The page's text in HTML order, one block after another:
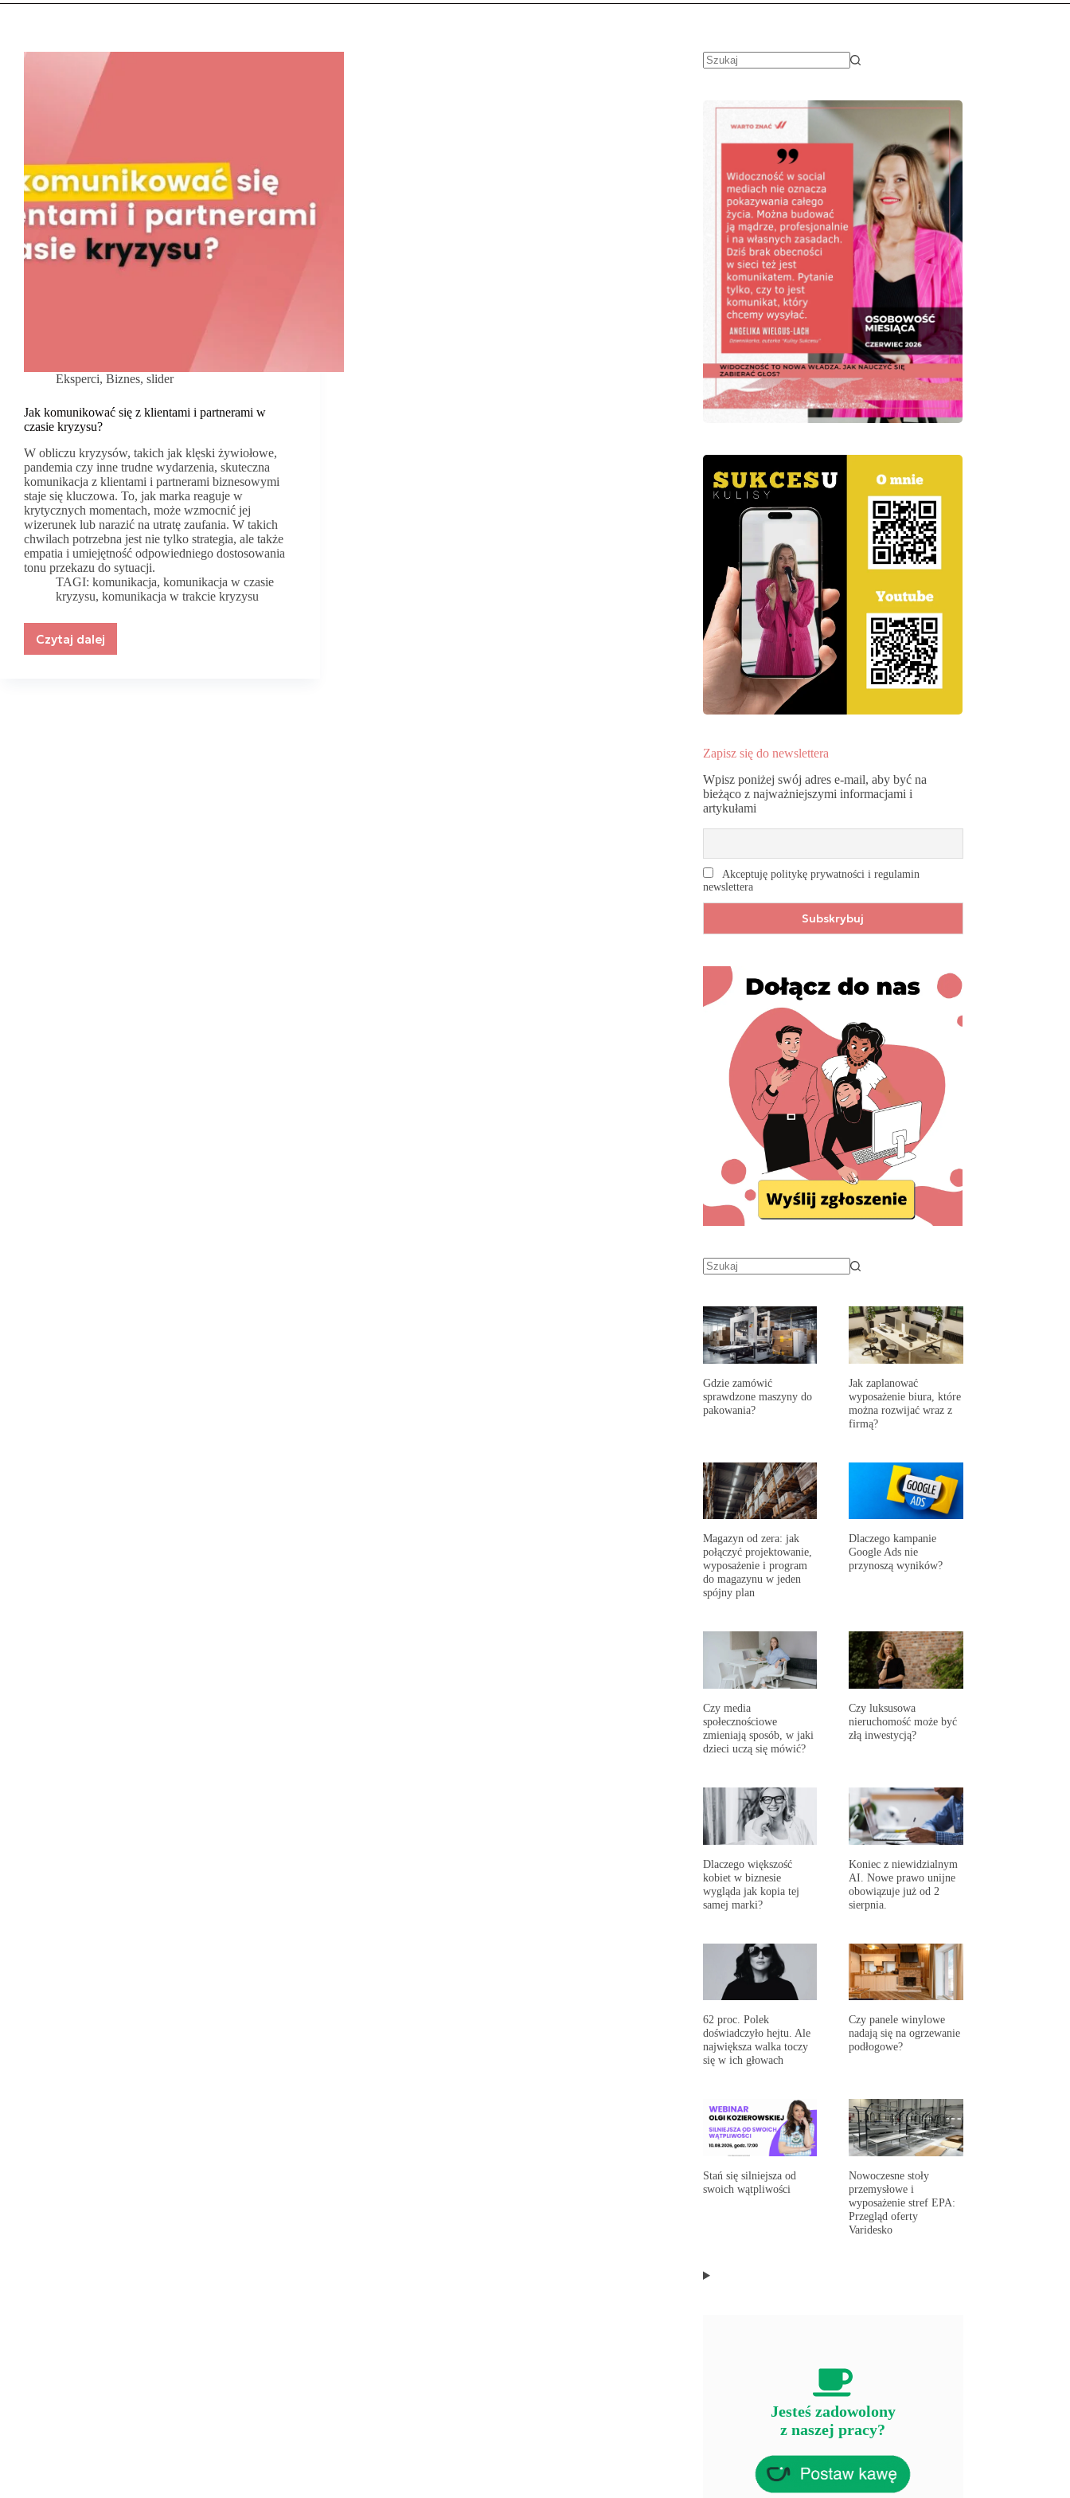
Eksperci, Biznes, slider
Jak komunikować się z klientami i partnerami w
czasie kryzysu?
W obliczu kryzysów, takich jak klęski żywiołowe,
pandemia czy inne trudne wydarzenia, skuteczna
komunikacja z klientami i partnerami biznesowymi
staje się kluczowa. To, jak marka reaguje w
krytycznych momentach, może wzmocnić jej
wizerunek lub narazić na utratę zaufania. W takich
chwilach potrzebna jest nie tylko strategia, ale także
empatia i umiejętność odpowiedniego dostosowania
tonu przekazu do sytuacji.
TAGI: komunikacja,komunikacja w czasie
kryzysu, komunikacja w trakcie kryzysu
Czytaj dalej
Jak
Zapisz się do newslettera
Wpisz poniżej swój adres e-mail, aby być na
bieżąco z najważniejszymi informacjami i
artykułami
Akceptuję politykę prywatności i regulamin
newslettera
Gdzie zamówić
sprawdzone maszyny do
pakowania?
Jak zaplanować
wyposażenie biura, które
można rozwijać wraz z
firmą?
Magazyn od zera: jak
połączyć projektowanie,
wyposażenie i program
do magazynu w jeden
spójny plan
Dlaczego kampanie
Google Ads nie
przynoszą wyników?
Czy media
społecznościowe
zmieniają sposób, w jaki
dzieci uczą się mówić?
Czy luksusowa
nieruchomość może być
złą inwestycją?
Dlaczego większość
kobiet w biznesie
wygląda jak kopia tej
samej marki?
Koniec z niewidzialnym
AI. Nowe prawo unijne
obowiązuje już od 2
sierpnia.
62 proc. Polek
doświadczyło hejtu. Ale
największa walka toczy
się w ich głowach
Czy panele winylowe
nadają się na ogrzewanie
podłogowe?
Stań się silniejsza od
swoich wątpliwości
Nowoczesne stoły
przemysłowe i
wyposażenie stref EPA:
Przegląd oferty
Varidesko
Jesteś zadowolony
z naszej pracy?